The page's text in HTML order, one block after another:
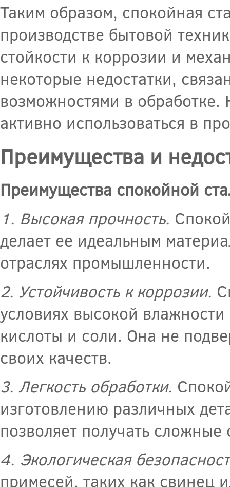
Таким образом, спокойная
производстве бытовой
стойкости к коррозии и
некоторые недостатки,
возможностями в обработке.
активно использоваться в
Преимущества и
Преимущества спокойной
1. Высокая прочность.
делает ее идеальным
отраслях промышленности.
2. Устойчивость к коррозии.
условиях высокой
кислоты и соли. Она не
своих качеств.
3. Легкость обработки.
изготовлению различных
позволяет получать
4. Экологическая
примесей, таких как свинец